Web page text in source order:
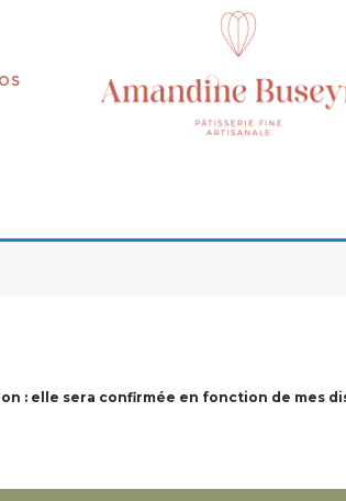
: elle sera confirmée en fonction de mes